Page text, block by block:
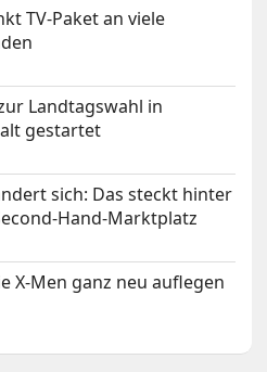
TV-Paket an viele
Landtagswahl in
gestartet
sich: Das steckt hinter
Hand-Marktplatz
X-Men ganz neu auflegen